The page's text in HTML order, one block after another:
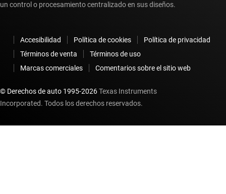
un control o procesamiento centralizado en sus diseños.
Accesibilidad Política de cookies
Política de privacidad
Términos de venta
Términos de uso
Marcas comerciales
Comentarios sobre el sitio web
© Derechos de auto 1995-2026Texas Instruments
Incorporated. Todos los derechos reservados.